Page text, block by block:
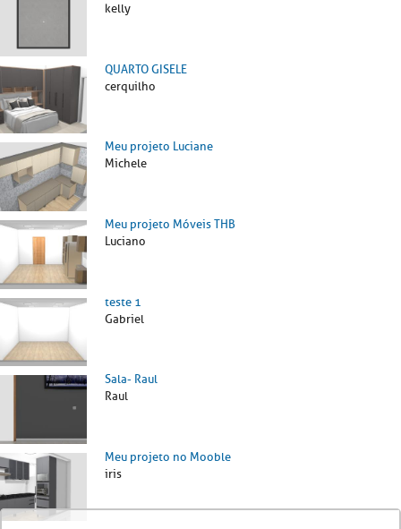
kelly
QUARTO GISELE
cerquilho
Meu projeto Luciane
Michele
Meu projeto Móveis THB
Luciano
teste 1
Gabriel
Sala- Raul
Raul
Meu projeto no Mooble
iris